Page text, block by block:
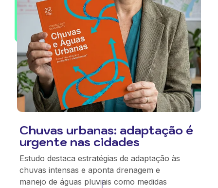
Chuvas urbanas: adaptação é
urgente nas cidades
Estudo destaca estratégias de adaptação às
chuvas intensas e aponta drenagem e
manejo de águas pluviais como medidas